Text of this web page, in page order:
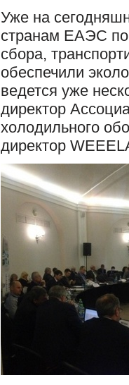
Уже на
странам ЕАЭС
сбора,
обеспечили
ведется уже
директор
холодильного
директор